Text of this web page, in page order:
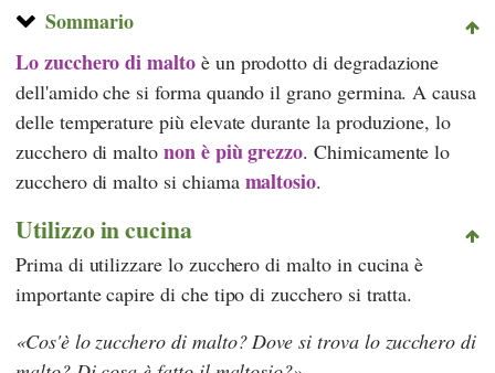
Sommario
Lo zucchero di maltoè un prodotto di degradazione
dell'amido che si forma quando il grano germina. A causa
delle temperature più elevate durante la produzione, lo
zucchero di maltonon è più grezzo. Chimicamente lo
zucchero di malto si chiama maltosio.
Utilizzo in cucina
Prima di utilizzare lo zucchero di malto in cucina è
importante capire di che tipo di zucchero si tratta.
Cos'è lo zucchero di malto? Dove si trova lo zucchero di